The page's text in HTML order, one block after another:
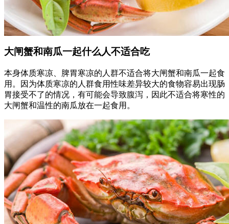
大闸蟹和南瓜一起什么人不适合吃
本身体质寒凉、脾胃寒凉的人群不适合将大闸蟹和南瓜一起食
用。因为体质寒凉的人群食用性味差异较大的食物容易出现肠
胃接受不了的情况，有可能会导致腹泻，因此不适合将寒性的
大闸蟹和温性的南瓜放在一起食用。